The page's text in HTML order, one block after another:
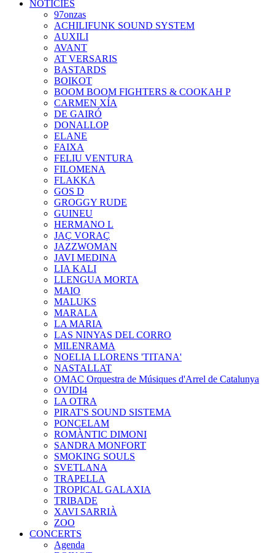
NOTÍCIES
97onzas
ACHILIFUNK SOUND SYSTEM
AUXILI
AVANT
AT VERSARIS
BASTARDS
BOIKOT
BOOM BOOM FIGHTERS & COOKAH P
CARMEN XÍA
DE GAIRÓ
DONALLOP
ELANE
FAIXA
FELIU VENTURA
FILOMENA
FLAKKA
GOS D
GROGGY RUDE
GUINEU
HERMANO L
JAÇ VORAÇ
JAZZWOMAN
JAVI MEDINA
LIA KALI
LLENGUA MORTA
MAIO
MALUKS
MARALA
LA MARIA
LAS NINYAS DEL CORRO
MILENRAMA
NOELIA LLORENS 'TITANA'
NASTALLAT
OMAC Orquestra de Músiques d'Arrel de Catalunya
OVIDI4
LA OTRA
PIRAT'S SOUND SISTEMA
PONCELAM
ROMÀNTIC DIMONI
SANDRA MONFORT
SMOKING SOULS
SVETLANA
TRAPELLA
TROPICAL GALAXIA
TRIBADE
XAVI SARRIÀ
ZOO
CONCERTS
Agenda